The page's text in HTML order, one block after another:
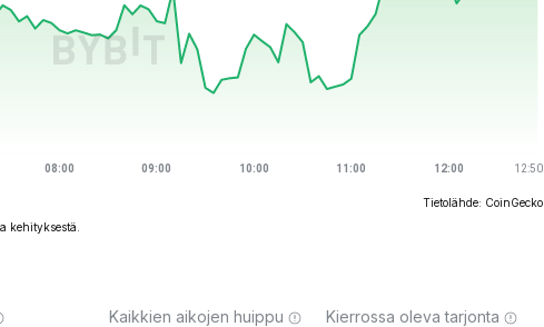
Tietolähde: CoinGecko
kehityksestä.
Kaikkien aikojen huippu Kierrossa oleva tarjonta